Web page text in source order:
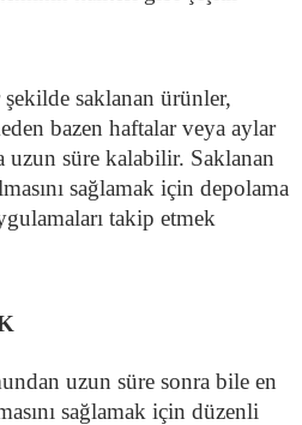
saklanan ürünler,
bazen haftalar veya aylar
süre kalabilir. Saklanan
sağlamak için depolama
takip etmek
uzun süre sonra bile en
sağlamak için düzenli